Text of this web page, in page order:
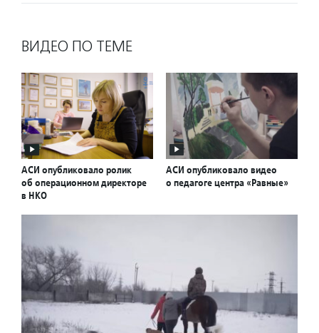
ВИДЕО ПО ТЕМЕ
АСИ опубликовало ролик
об операционном директоре
в НКО
АСИ опубликовало видео
о педагоге центра «Равные»